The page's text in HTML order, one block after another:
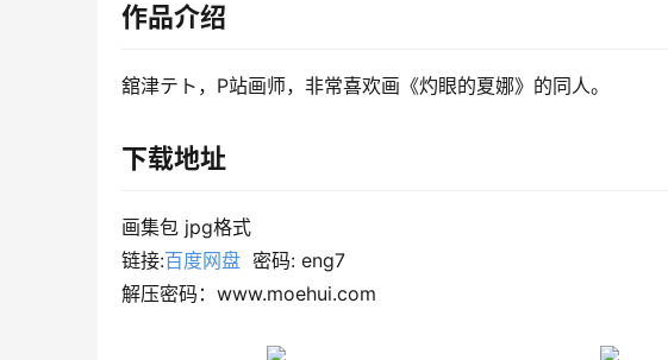
作品介绍
舘津テト，P站画师，非常喜欢画《灼眼的夏娜》的同人。
下载地址
画集包 jpg格式
链接:百度网盘 密码: eng7
解压密码：www.moehui.com